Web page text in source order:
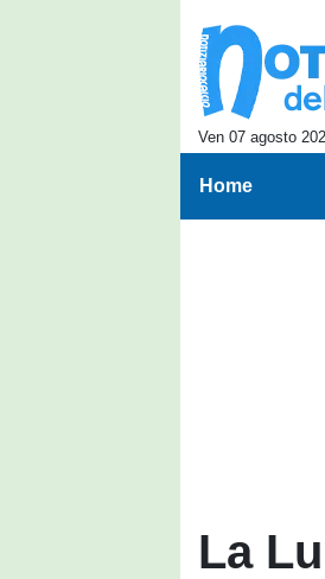
Ven 07 agosto
Home
La